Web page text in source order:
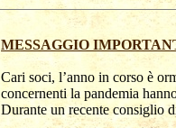
MESSAGGIO
Cari soci, l’anno in corso è
concernenti la pandemia
Durante un recente consiglio